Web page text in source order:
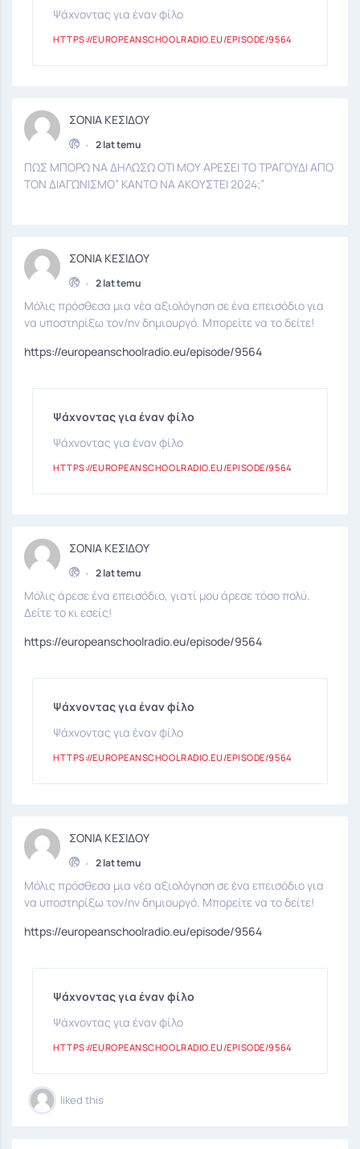
Ψάχνοντας για έναν φίλο
HTTPS://EUROPEANSCHOOLRADIO.EU/EPISODE/9564
ΣΟΝΙΑ ΚΕΣΙΔΟΥ
• 2 lat temu
ΠΩΣ ΜΠΟΡΩ ΝΑ ΔΗΛΩΣΩ ΟΤΙ ΜΟΥ ΑΡΕΣΕΙ ΤΟ ΤΡΑΓΟΥΔΙ ΑΠΟ
ΤΟΝ ΔΙΑΓΩΝΙΣΜΟ” ΚΑΝΤΟ ΝΑ ΑΚΟΥΣΤΕΙ 2024;”
ΣΟΝΙΑ ΚΕΣΙΔΟΥ
• 2 lat temu
Μόλις πρόσθεσα μια νέα αξιολόγηση σε ένα επεισόδιο για
να υποστηρίξω τον/ην δημιουργό. Μπορείτε να το δείτε!
https://europeanschoolradio.eu/episode/9564
Ψάχνοντας για έναν φίλο
Ψάχνοντας για έναν φίλο
HTTPS://EUROPEANSCHOOLRADIO.EU/EPISODE/9564
ΣΟΝΙΑ ΚΕΣΙΔΟΥ
• 2 lat temu
Μόλις άρεσε ένα επεισόδιο, γιατί μου άρεσε τόσο πολύ.
Δείτε το κι εσείς!
https://europeanschoolradio.eu/episode/9564
Ψάχνοντας για έναν φίλο
Ψάχνοντας για έναν φίλο
HTTPS://EUROPEANSCHOOLRADIO.EU/EPISODE/9564
ΣΟΝΙΑ ΚΕΣΙΔΟΥ
• 2 lat temu
Μόλις πρόσθεσα μια νέα αξιολόγηση σε ένα επεισόδιο για
να υποστηρίξω τον/ην δημιουργό. Μπορείτε να το δείτε!
https://europeanschoolradio.eu/episode/9564
Ψάχνοντας για έναν φίλο
Ψάχνοντας για έναν φίλο
HTTPS://EUROPEANSCHOOLRADIO.EU/EPISODE/9564
liked this